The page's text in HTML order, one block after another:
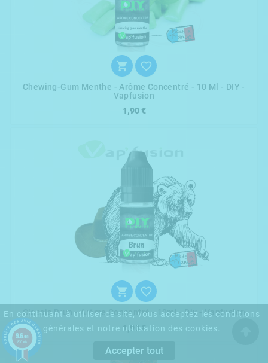
En continuant à utiliser ce site, vous acceptez les conditions
générales et notre utilisation des cookies.
Accepter tout
 
Chewing-Gum Menthe - Arôme Concentré - 10 Ml - DIY -
Vapfusion
1,90 €
 
Classic Brun - Arôme Concentré - 10ml - Diy - Vapfusion
1,90 €
9.6 /10
870 avis